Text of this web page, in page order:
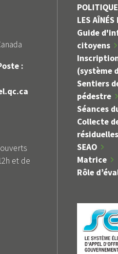
public
REGISTRE
RÈGLEMENT
2026-07
:
et de
LES AÎNÉS
Guide
citoyens
(système
Sentiers
pédestre
Séances
Collecte
résiduelles
SEAO
Matrice
Rôle